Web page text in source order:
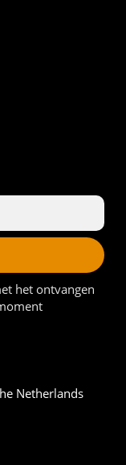
het ontvangen
Netherlands